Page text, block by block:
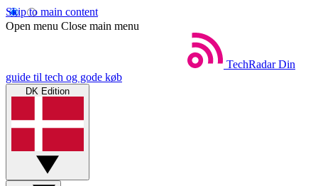
Skip to main content
Open menu Close main menu
TechRadar Din
guide til tech og gode køb
DK Edition